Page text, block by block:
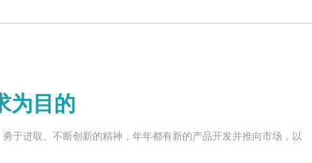
为目的
于进取、不断创新的精神，年年都有新的产品开发并推向市场，以